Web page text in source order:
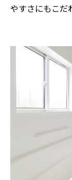
やすさにもこだ